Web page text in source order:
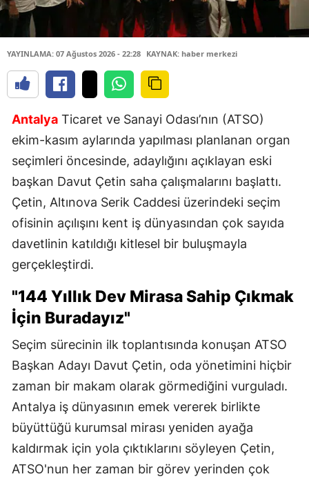
YAYINLAMA: 07 Ağustos 2026 - 22:28 KAYNAK: haber merkezi
Antalya Ticaret ve Sanayi Odası’nın (ATSO)
ekim-kasım aylarında yapılması planlanan organ
seçimleri öncesinde, adaylığını açıklayan eski
başkan Davut Çetin saha çalışmalarını başlattı.
Çetin, Altınova Serik Caddesi üzerindeki seçim
ofisinin açılışını kent iş dünyasından çok sayıda
davetlinin katıldığı kitlesel bir buluşmayla
gerçekleştirdi.
"144 Yıllık Dev Mirasa Sahip Çıkmak
İçin Buradayız"
Seçim sürecinin ilk toplantısında konuşan ATSO
Başkan Adayı Davut Çetin, oda yönetimini hiçbir
zaman bir makam olarak görmediğini vurguladı.
Antalya iş dünyasının emek vererek birlikte
büyüttüğü kurumsal mirası yeniden ayağa
kaldırmak için yola çıktıklarını söyleyen Çetin,
ATSO'nun her zaman bir görev yerinden çok